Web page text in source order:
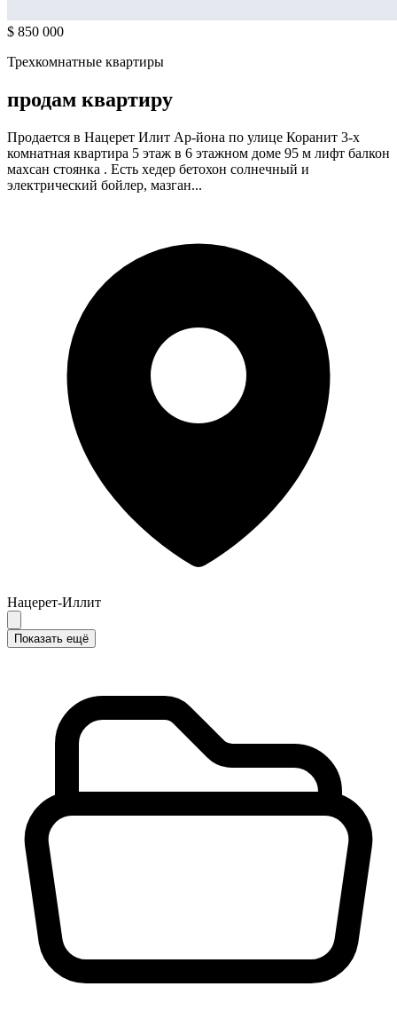
$ 850 000
Трехкомнатные квартиры
продам квартиру
Продается в Нацерет Илит Ар-йона по улице Коранит 3-х
комнатная квартира 5 этаж в 6 этажном доме 95 м лифт балкон
махсан стоянка . Есть хедер бетохон солнечный и
электрический бойлер, мазган...
Нацерет-Иллит
Показать ещё